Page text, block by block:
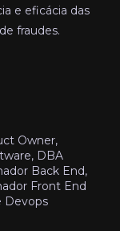
Owner,
DBA
Back End,
Front End
Devops
e eficácia das
fraudes.